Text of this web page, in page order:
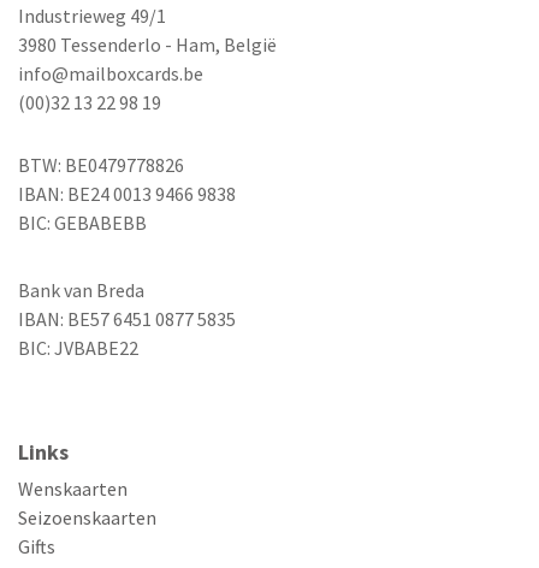
Industrieweg 49/1
3980 Tessenderlo - Ham, België
info@mailboxcards.be
(00)32 13 22 98 19
BTW: BE0479778826
IBAN: BE24 0013 9466 9838
BIC: GEBABEBB
Bank van Breda
IBAN: BE57 6451 0877 5835
BIC: JVBABE22
Links
Wenskaarten
Seizoenskaarten
Gifts